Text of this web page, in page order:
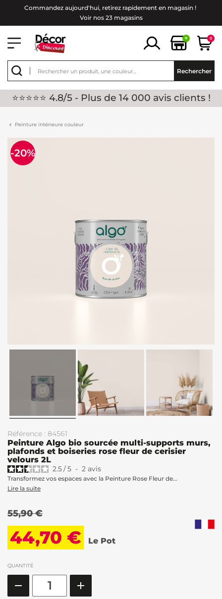
Commandez aujourd'hui, retirez rapidement en magasin !
Voir nos 23 magasins
+ 0
Rechercher
⭐⭐⭐⭐⭐ 4.8/5 - Plus de 14 000 avis clients !
Peinture intérieure couleur
-20%
Référence : 84561
Peinture Algo bio sourcée multi-supports murs,
plafonds et boiseries rose fleur de cerisier
velours 2L
2.5/5 - 2 avis
Transformez vos espaces avec la Peinture Rose Fleur de...
Lire la suite
55,90 €
44,70 € Le Pot
QUANTITÉ